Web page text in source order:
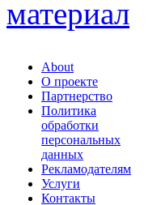
About
О проекте
Партнерство
Политика
обработки
персональных
данных
Рекламодателям
Услуги
Контакты